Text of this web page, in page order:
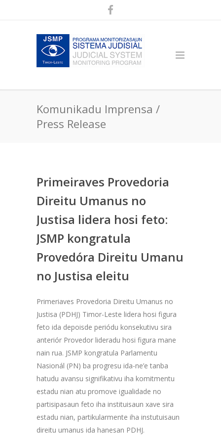
Komunikadu Imprensa /
Press Release
Primeiraves Provedoria
Direitu Umanus no
Justisa lidera hosi feto:
JSMP kongratula
Provedóra Direitu Umanu
no Justisa eleitu
Primeriaves Provedoria Direitu Umanus no
Justisa (PDHJ) Timor-Leste lidera hosi figura
feto ida depoisde periódu konsekutivu sira
anteriór Provedor lideradu hosi figura mane
nain rua. JSMP kongratula Parlamentu
Nasionál (PN) ba progresu ida-ne’e tanba
hatudu avansu signifikativu iha komitmentu
estadu nian atu promove igualidade no
partisipasaun feto iha instituisaun xave sira
estadu nian, partikularmente iha instutuisaun
direitu umanus ida hanesan PDHJ.